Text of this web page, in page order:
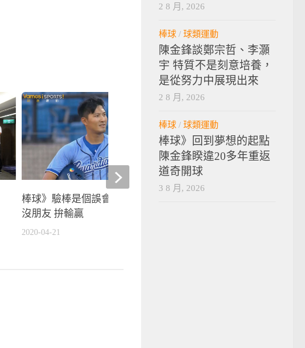
棒球》驗棒是個誤會 林哲瑄：場上
沒朋友 拚輸贏
2020-04-21
2 8 月, 2026
棒球 / 球類運動
陳金鋒談鄭宗哲、李灝
宇 特質不是刻意培養，
是從努力中展現出來
2 8 月, 2026
棒球 / 球類運動
棒球》回到夢想的起點
陳金鋒睽違20多年重返
道奇開球
3 8 月, 2026